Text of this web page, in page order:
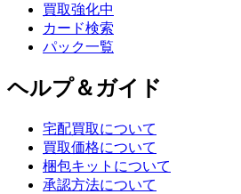
買取強化中
カード検索
パック一覧
ヘルプ＆ガイド
宅配買取について
買取価格について
梱包キットについて
承認方法について